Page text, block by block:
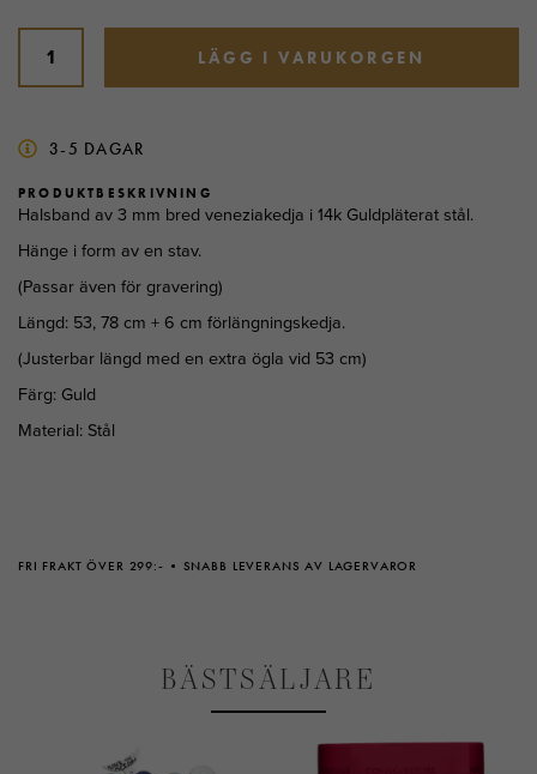
PRODUKTBESKRIVNING
Halsband av 3 mm bred veneziakedja i 14k Guldpläterat stål.
Hänge i form av en stav.
(Passar även för gravering)
Längd: 53, 78 cm + 6 cm förlängningskedja.
(Justerbar längd med en extra ögla vid 53 cm)
Färg: Guld
Material: Stål
LÄGG I VARUKORGEN
3-5 DAGAR
FRI FRAKT ÖVER 299:- SNABB LEVERANS AV LAGERVAROR
BÄSTSÄLJARE